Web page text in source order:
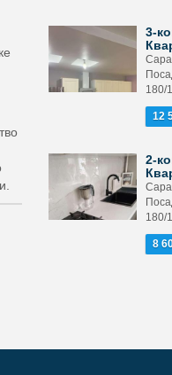
3-
180/
12
2-
180/
8